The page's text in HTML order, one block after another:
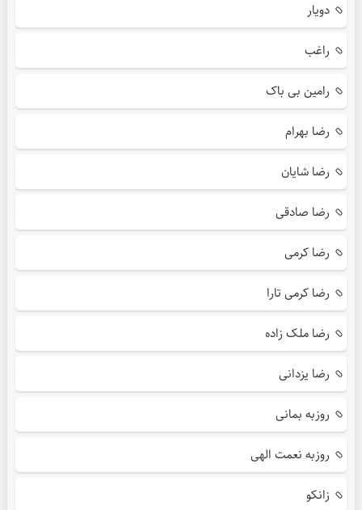
دویار
راغب
رامین بی باک
رضا بهرام
رضا شایان
رضا صادقی
رضا کرمی
رضا کرمی تارا
رضا ملک زاده
رضا یزدانی
روزبه بمانی
روزبه نعمت الهی
زانکو